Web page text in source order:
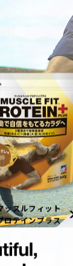
ッスルフィット
ロテインプラス